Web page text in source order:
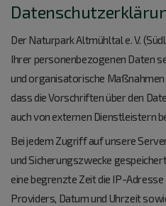
Der Naturpark Altmühltal e. V.
Ihrer personenbezogenen Daten
und organisatorische
dass die Vorschriften über den
auch von externen Dienstleistern
Bei jedem Zugriff auf unsere
und Sicherungszwecke
eine begrenzte Zeit die IP-
Providers, Datum und Uhrzeit